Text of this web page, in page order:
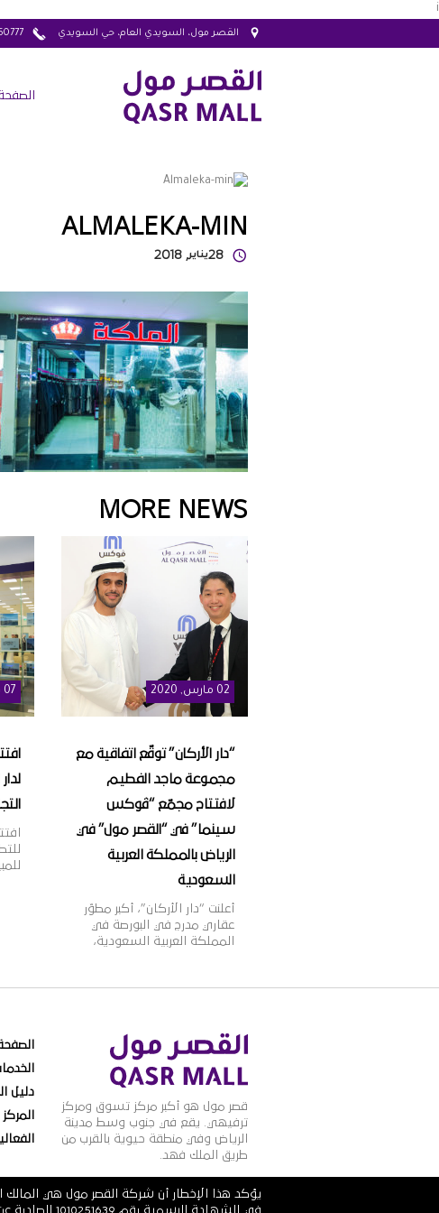
i
القصر مول، السويدي العام، حي السويدي
ALMALEKA-MIN
28يناير, 2018
MORE NEWS
02 مارس, 2020
“دار الأركان” توقّع اتفاقية مع
مجموعة ماجد الفطيم
لافتتاح مجمّع “ڤوكس
سينما” في “القصر مول” في
الرياض بالمملكة العربية
السعودية
أعلنت “دار الأركان”، أكبر مطوّر
عقاري مدرج في البورصة في
المملكة العربية السعودية،
الشركة الرائدة في مجال تطوير
والترفيه على مستوى منطقة
الشرق الأوسط وأفريقيا
وآسيا، وذلك لافتتاح مجمّع
دور عرض “ڤوكس سينما” في
المملكة العربية السعودية.
وقد تمّ توقيع […]
07
قصر مول هو أكبر مركز تسوق ومركز
ترفيهي. يقع في جنوب وسط مدينة
الرياض وفي منطقة حيوية بالقرب من
طريق الملك فهد.
دليل
يؤكد هذا الإخطار أن شركة القصر مول هي المالك